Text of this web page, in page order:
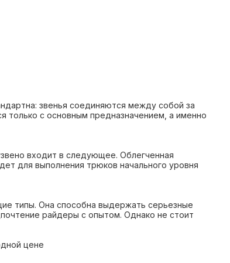
звенья соединяются между собой за
только с основным предназначением, а именно
входит в следующее. Облегченная
для выполнения трюков начального уровня
типы. Она способна выдержать серьезные
райдеры с опытом. Однако не стоит
цене